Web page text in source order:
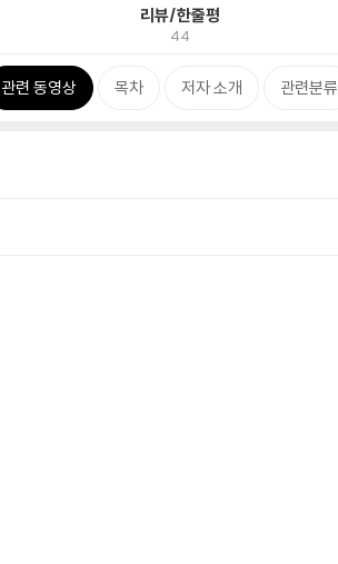
리뷰/한줄평
44
관련 동영상 목차 저자 소개 관련분류